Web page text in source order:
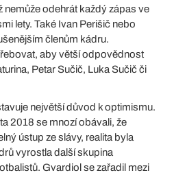
nemůže odehrát každý zápas ve
lety. Také Ivan Perišič nebo
členům kádru.
aby větší odpovědnost
Petar Sučič, Luka Sučič či
největší důvod k optimismu.
2018 se mnozí obávali, že
ústup ze slávy, realita byla
vyrostla další skupina
Gvardiol se zařadil mezi